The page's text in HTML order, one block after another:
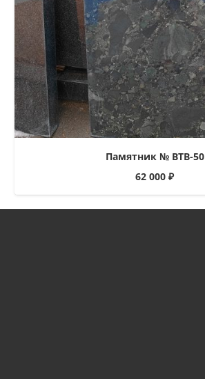
Памятник № ВТВ-50
62 000 ₽